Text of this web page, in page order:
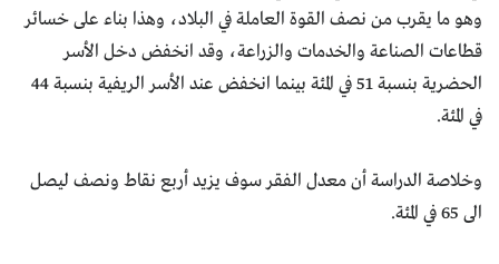
وهو ما يقرب من نصف القوة العاملة في البلاد، وهذا بناء على خسائر
قطاعات الصناعة والخدمات والزراعة، وقد انخفض دخل الأسر
الحضرية بنسبة 51 في المئة بينما انخفض عند الأسر الريفية بنسبة 44
في المئة.
وخلاصة الدراسة أن معدل الفقر سوف يزيد أربع نقاط ونصف ليصل
الى 65 في المئة.